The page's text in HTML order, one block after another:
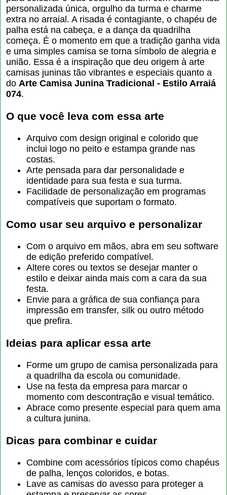
personalizada única, orgulho da turma e charme
extra no arraial. A risada é contagiante, o chapéu de
palha está na cabeça, e a dança da quadrilha
começa. É o momento em que a tradição ganha vida
e uma simples camisa se torna símbolo de alegria e
união. Essa é a inspiração que deu origem à arte
camisas juninas tão vibrantes e especiais quanto a
do Arte Camisa Junina Tradicional - Estilo Arraiá
074.
O que você leva com essa arte
Arquivo com design original e colorido que
inclui logo no peito e estampa grande nas
costas.
Arte pensada para dar personalidade e
identidade para sua festa e sua turma.
Facilidade de personalização em programas
compatíveis que suportam o formato.
Como usar seu arquivo e personalizar
Com o arquivo em mãos, abra em seu software
de edição preferido compatível.
Altere cores ou textos se desejar manter o
estilo e deixar ainda mais com a cara da sua
festa.
Envie para a gráfica de sua confiança para
impressão em transfer, silk ou outro método
que prefira.
Ideias para aplicar essa arte
Forme um grupo de camisa personalizada para
a quadrilha da escola ou comunidade.
Use na festa da empresa para marcar o
momento com descontração e visual temático.
Abrace como presente especial para quem ama
a cultura junina.
Dicas para combinar e cuidar
Combine com acessórios típicos como chapéus
de palha, lenços coloridos, e botas.
Lave as camisas do avesso para proteger a